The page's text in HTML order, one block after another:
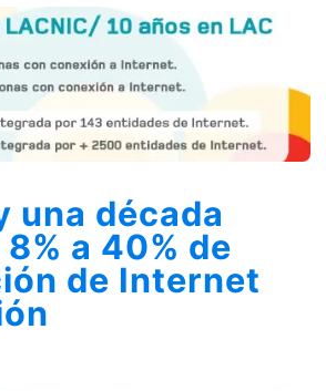
una década
a 40% de
de Internet